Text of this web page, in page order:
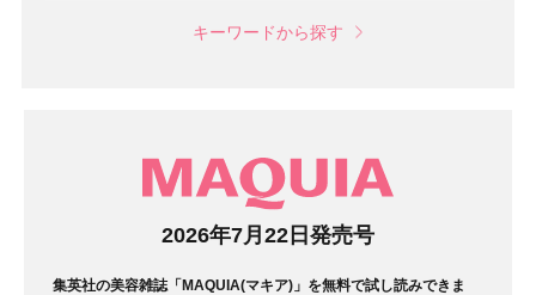
キーワードから探す
2026年7月22日発売号
集英社の美容雑誌「MAQUIA(マキア)」を無料で試し読みできま